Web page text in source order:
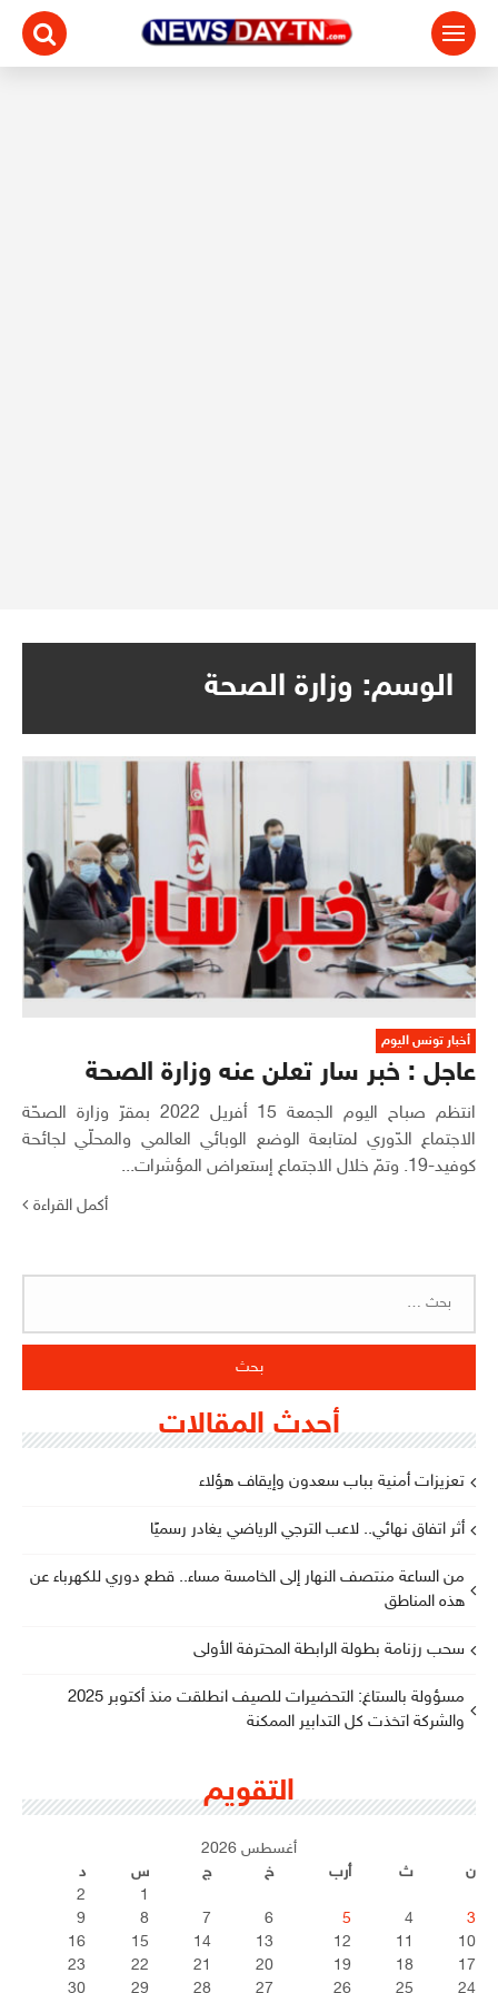
الوسم: وزارة الصحة
أخبار تونس اليوم
عاجل : خبر سار تعلن عنه وزارة الصحة
انتظم صباح اليوم الجمعة 15 أفريل 2022 بمقرّ وزارة الصحّة
الاجتماع الدّوري لمتابعة الوضع الوبائي العالمي والمحلّي لجائحة
كوفيد-19. وتمّ خلال الاجتماع إستعراض المؤشرات...
أكمل القراءة
أحدث المقالات
تعزيزات أمنية بباب سعدون وإيقاف هؤلاء
أثر اتفاق نهائي.. لاعب الترجي الرياضي يغادر رسميًا
من الساعة منتصف النهار إلى الخامسة مساء.. قطع دوري للكهرباء عن
هذه المناطق
سحب رزنامة بطولة الرابطة المحترفة الأولى
مسؤولة بالستاغ: التحضيرات للصيف انطلقت منذ أكتوبر 2025
والشركة اتخذت كل التدابير الممكنة
التقويم
أغسطس 2026
ن
ث أرب خ ج س
د
1
2
3
4
5
6
7
8
9
10
11
12
13
14
15
16
17
18
19
20
21
22
23
24
25
26
27
28
29
30